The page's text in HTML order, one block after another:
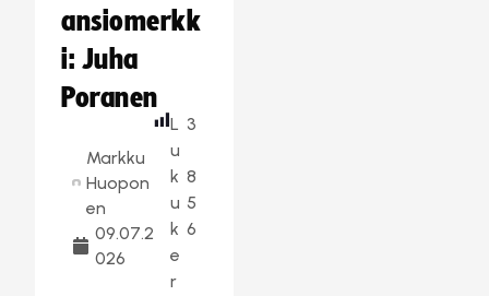
ansiomerkk
i: Juha
Poranen
Markku
Huopon
en
09.07.2
026
L
u
k
u
k
e
r
3
8
5
6